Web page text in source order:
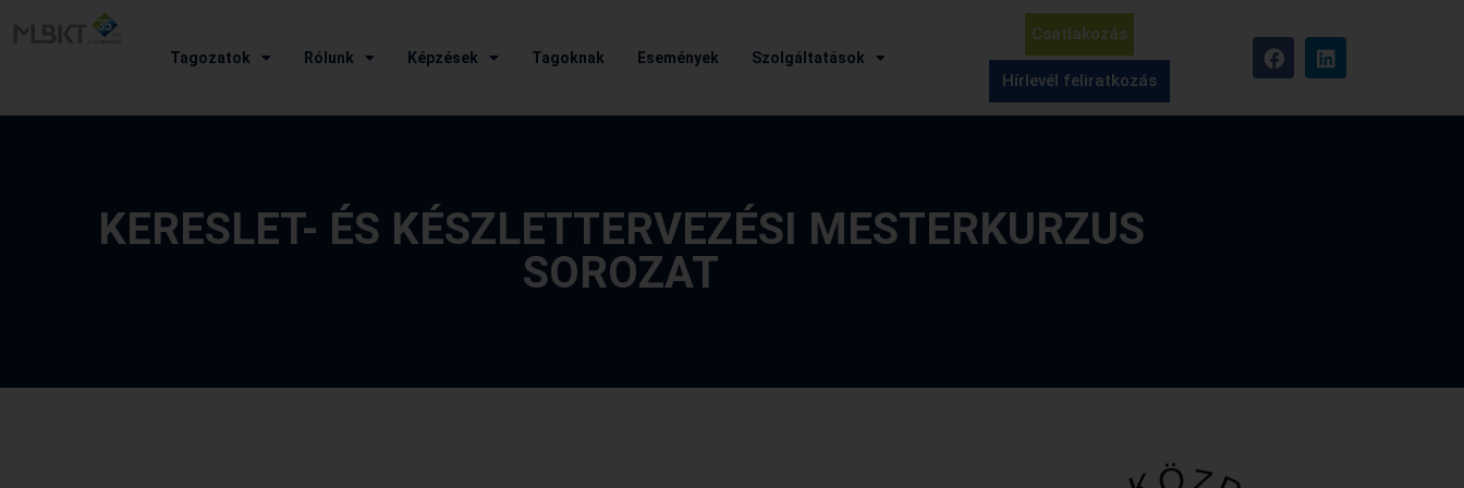
Tagozatok Rólunk Képzések Tagoknak Események Szolgáltatások
Csatlakozás
Hírlevél feliratkozás
KERESLET- ÉS KÉSZLETTERVEZÉSI MESTERKURZUS
SOROZAT